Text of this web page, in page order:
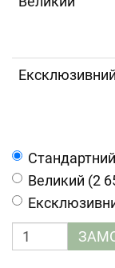
Ексклюзивний
Великий (2